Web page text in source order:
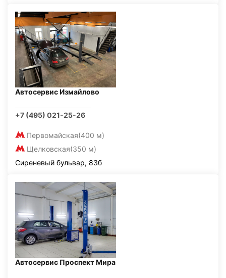
Автосервис Измайлово
+7 (495) 021-25-26
Первомайская(400 м)
Щелковская(350 м)
Сиреневый бульвар, 83б
Автосервис Проспект Мира